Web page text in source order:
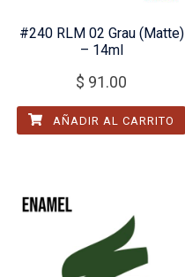
#240 RLM 02 Grau (Matte)
– 14ml
$ 91.00
AÑADIR AL CARRITO